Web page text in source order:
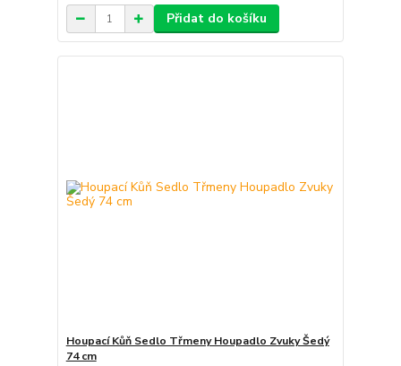
Přidat do košíku
Houpací Kůň Sedlo Třmeny Houpadlo Zvuky Šedý
74 cm